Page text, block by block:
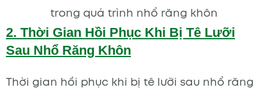
trong quá trình nhổ răng khôn
2. Thời Gian Hồi Phục Khi Bị Tê Lưỡi
Sau Nhổ Răng Khôn
Thời gian hồi phục khi bị tê lưỡi sau nhổ răng